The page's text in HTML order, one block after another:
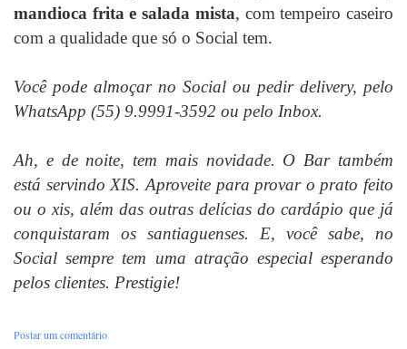
mandioca frita e salada mista, com tempeiro caseiro
com a qualidade que só o Social tem.
Você pode almoçar no Social ou pedir delivery, pelo
WhatsApp (55) 9.9991-3592 ou pelo Inbox.
Ah, e de noite, tem mais novidade. O Bar também
está servindo XIS. Aproveite para provar o prato feito
ou o xis, além das outras delícias do cardápio que já
conquistaram os santiaguenses. E, você sabe, no
Social sempre tem uma atração especial esperando
pelos clientes. Prestigie!
Postar um comentário